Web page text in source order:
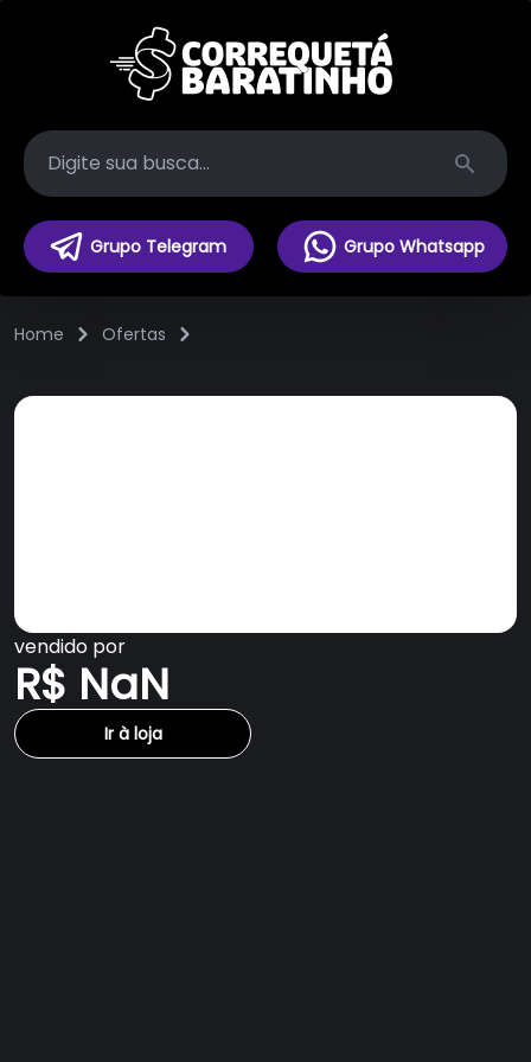
Search
Grupo Telegram Grupo Whatsapp
Home Ofertas
vendido por
R$ NaN
Ir à loja